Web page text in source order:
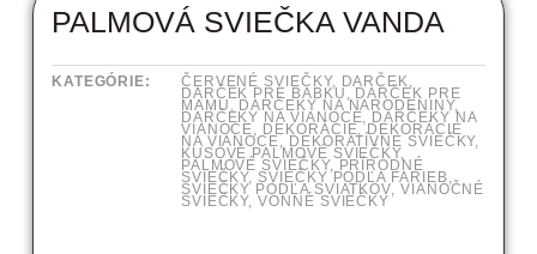
PALMOVÁ SVIEČKA VANDA
KATEGÓRIE: ČERVENÉ SVIEČKY, DARČEK,
DARČEK PRE BABKU , DARČEK PRE
MAMU , DARČEKY NA NARODENINY,
DARČEKY NA VIANOCE, DARČEKY NA
VIANOCE, DEKORÁCIE,DEKORÁCIE
NA VIANOCE, DEKORATÍVNE SVIEČKY,
KUSOVÉ PALMOVÉ SVIEČKY,
PALMOVÉ SVIEČKY, PRÍRODNÉ
SVIEČKY, SVIEČKY PODĽA FARIEB,
SVIEČKY PODĽA SVIATKOV, VIANOČNÉ
SVIEČKY,VONNÉ SVIEČKY